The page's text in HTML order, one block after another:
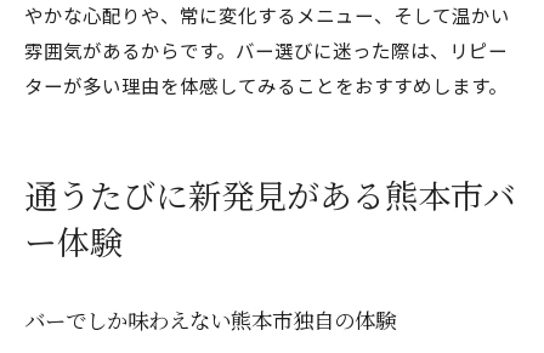
やかな心配りや、常に変化するメニュー、そして温かい
雰囲気があるからです。バー選びに迷った際は、リピー
ターが多い理由を体感してみることをおすすめします。
通うたびに新発見がある熊本市バ
ー体験
バーでしか味わえない熊本市独自の体験